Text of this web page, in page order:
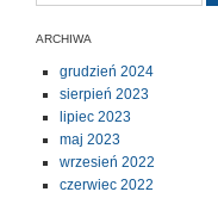
ARCHIWA
grudzień 2024
sierpień 2023
lipiec 2023
maj 2023
wrzesień 2022
czerwiec 2022